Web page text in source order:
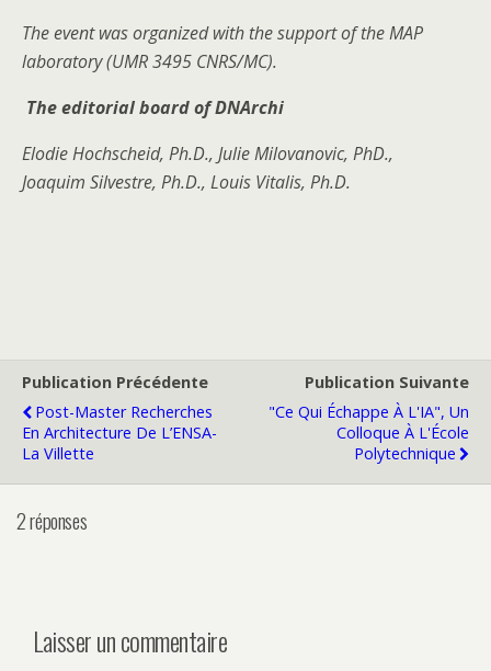
The event was organized with the support of the MAP
laboratory (UMR 3495 CNRS/MC).
The editorial board of DNArchi
Elodie Hochscheid, Ph.D., Julie Milovanovic, PhD.,
Joaquim Silvestre, Ph.D., Louis Vitalis, Ph.D.
Publication Précédente
Post-Master Recherches
En Architecture De L’ENSA-
La Villette
Publication Suivante
"Ce Qui Échappe À L'IA", Un
Colloque À L'École
Polytechnique
2 réponses
Laisser un commentaire